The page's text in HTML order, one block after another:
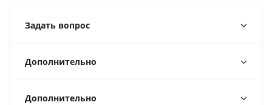
Задать вопрос
Дополнительно
Дополнительно